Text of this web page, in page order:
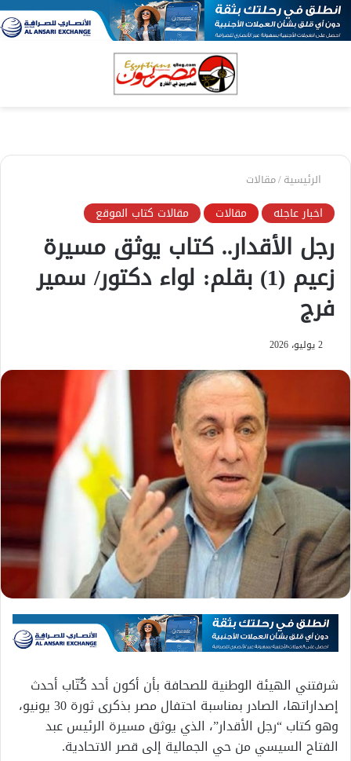
الرئيسية/مقالات
اخبار عاجله مقالات مقالات كتاب الموقع
رجل الأقدار.. كتاب يوثق مسيرة
زعيم (1) بقلم: لواء دكتور/ سمير
فرج
2 يوليو، 2026
شرفتني الهيئة الوطنية للصحافة بأن أكون أحد كُتّاب أحدث
إصداراتها، الصادر بمناسبة احتفال مصر بذكرى ثورة 30 يونيو،
وهو كتاب “رجل الأقدار”، الذي يوثق مسيرة الرئيس عبد
الفتاح السيسي من حي الجمالية إلى قصر الاتحادية.